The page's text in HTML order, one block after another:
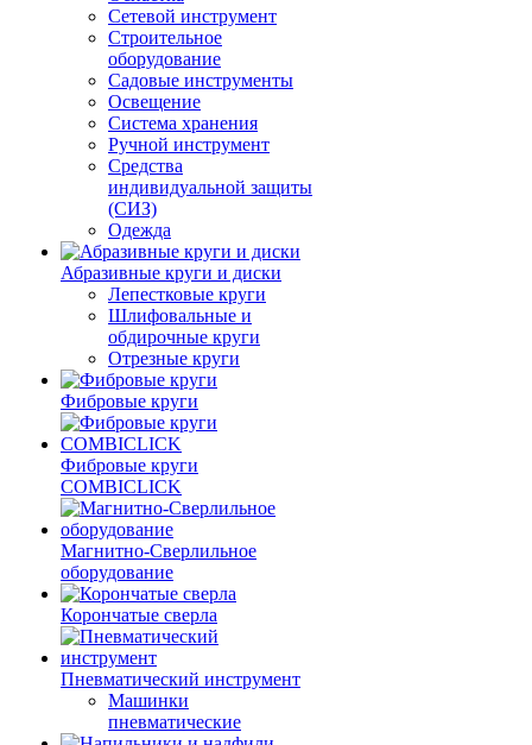
Сетевой инструмент
Строительное
оборудование
Садовые инструменты
Освещение
Система хранения
Ручной инструмент
Средства
индивидуальной защиты
(СИЗ)
Одежда
Абразивные круги и диски
Лепестковые круги
Шлифовальные и
обдирочные круги
Отрезные круги
Фибровые круги
Фибровые круги
COMBICLICK
Магнитно-Сверлильное
оборудование
Корончатые сверла
Пневматический инструмент
Машинки
пневматические